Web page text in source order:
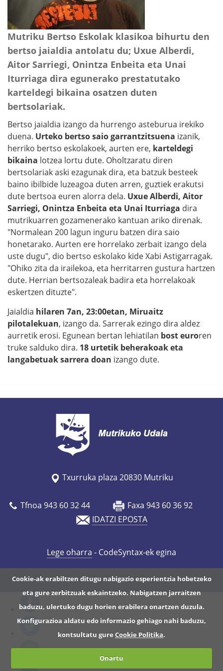
Cookie-ak erabiltzen ditugu nabigazio esperientzia hobetzeko
eta gure zerbitzuak eskaintzeko. Nabigatzen jarraitzen
baduzu, ulertuko dugu horien erabilera onartzen duzula.
Konfigurazioa aldatu edo informazio gehiago nahi baduzu,
kontsultatu gure Cookie Politika.
Onartu
Mutriku Bertso Eskolak klasikoa bihurtu den
bertso jaialdia antolatu du; Uxue Alberdi,
Aitor Sarriegi, Onintza Enbeita eta Unai
Iturriaga dira egunerako prestatutako
karteldegi bikaina osatzen duten
bertsolariak.
Bertso jaialdia izango da hurrengo asteburua irekiko
duena. Urteko bertso saio garrantzitsuena izanik,
herriko bertso eskolakoek, aurten ere, karteldegi
bikaina lotzea lortu dute. Oholtzaratu diren
bertsolariak aski ezagunak dira, eta batzuk besteek
baino ibilbide luzeagoa duten arren, guztiek erakutsi
dute bertsoa euren alorra dela. Uxue Alberdi, Aitor
Sarriegi, Onintza Enbeita eta Unai Iturriaga dira
mutrikuarren gozamenerako kantuan ariko direnak.
"Normalean 200 lagun inguru batzen dira saio
honetarako. Aurten ere horrelako zerbait izango dela
uste dugu", dio bertso eskolako kide Xabi Astigarragak.
"Ohiko zita da irailekoa, eta herritarren gustura hartzen
dute. Herrian bertsozaleak badira eta horrelakoak
eskertzen dituzte".
Jaialdia hilaren 7an, 23:00etan, Miruaitz
pilotalekuan, izango da. Sarrerak ezingo dira aldez
aurretik erosi. Egunean bertan lehiatilan bost euroren
truke salduko dira. 18 urtetik beherakoak eta
langabetuak sarrera doan izango dute.
Txurruka plaza 20830 Mutriku
Tfnoa 943 60 32 44
Faxa 943 60 36 92
IDATZI EPOSTA
Lege oharra - CodeSyntax-ek egina